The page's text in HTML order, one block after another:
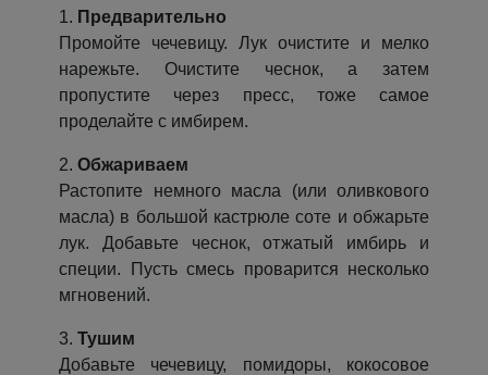
1. Предварительно
Промойте чечевицу. Лук очистите и мелко
нарежьте. Очистите чеснок, а затем
пропустите через пресс, тоже самое
проделайте с имбирем.
2. Обжариваем
Растопите немного масла (или оливкового
масла) в большой кастрюле соте и обжарьте
лук. Добавьте чеснок, отжатый имбирь и
специи. Пусть смесь проварится несколько
мгновений.
3. Тушим
Добавьте чечевицу, помидоры, кокосовое